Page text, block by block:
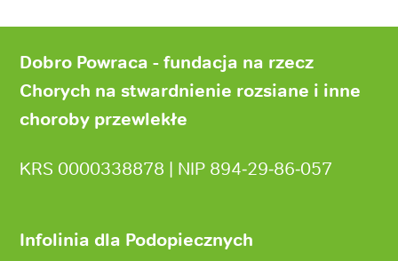
stronyDobro Powraca - fundacja na rzecz
Chorych na stwardnienie rozsiane i inne
choroby przewlekłe
KRS 0000338878 | NIP 894‑29‑86‑057
Infolinia dla Podopiecznych